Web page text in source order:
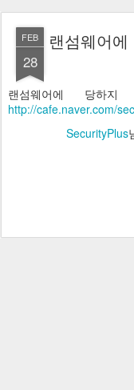
FEB
28
랜섬웨어
랜섬웨어에 당하
http://cafe.naver.com/
SecurityPlus